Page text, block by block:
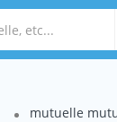
mutuelle